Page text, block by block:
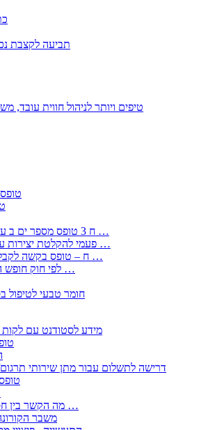
תביעה לקצבת
50 טיפים ויותר לניהול חווית
טופס 161ג – הודעה על חזרה מרצף פיצויים / קיצבה
טופס
: בקשה לפטור מחובת התקנת מז;quot&ח 3 טופס מספר ים ב עותקים …
) ( פעמי להקלטת יצירות על מוצרים מכניים – טופס בקשה לאישור חד …
) 1998 ( לפי חוק חופש המידע התשנ;quot&ח – טופס בקשה לקבלת …
) 1998 ( לפי חוק חופש המידע התשנ;ח – טופס בקשה לקבלת …
חומר טבעי לטיפול
2350 – מידע לסטודנט עם
טופס
2355 דרישה לתשלום עבור מתן שירותי
2356
– לבעלי עסקים ובעולם העבודה EMDR מה הקשר בין חסמים …
– משבר הקורונה